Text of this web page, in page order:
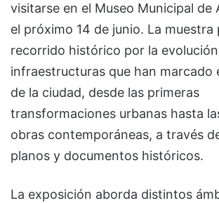
visitarse en el Museo Municipal de
el próximo 14 de junio. La muestra
recorrido histórico por la
infraestructuras que han marcado
de la ciudad, desde las primeras
transformaciones urbanas hasta
obras contemporáneas, a través
planos y documentos históricos.
La exposición aborda distintos